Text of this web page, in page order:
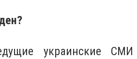
украинские СМИ